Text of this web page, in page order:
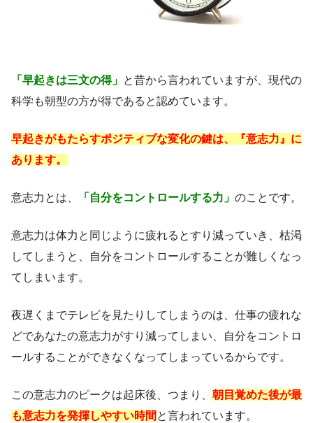
「早起きは三文の得」 と昔から言われていますが、現代の
科学も朝型の方が得であると認めています。
早起きがもたらすポジティブな変化の鍵は、『意志力』に
あります。
意志力とは、 「 自分をコントロールする力 」 のことです。
意志力は体力と同じように疲れるとすり減っていき、枯渇
してしまうと、自分をコントロールすることが難しくなっ
てしまいます。
夜遅くまでテレビを見たりしてしまうのは、仕事の疲れな
どであなたの意志力がすり減ってしまい、自分をコントロ
ールすることができなくなってしまっているからです。
この意志力のピークは起床後、つまり、 朝目覚めた後が最
も意志力を発揮しやすい時間 と言われています。